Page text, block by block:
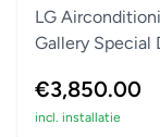
LG
Gallery Special
€3,850.00
incl. installatie